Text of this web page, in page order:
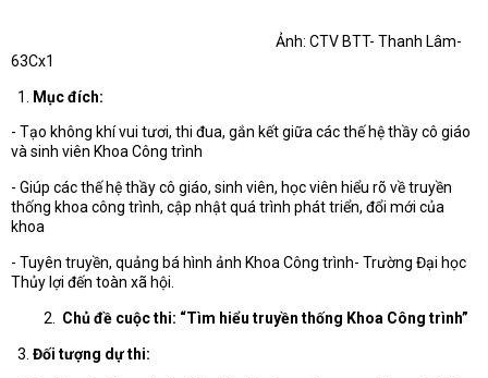
Ảnh: CTV BTT- Thanh Lâm-
63Cx1
Mục đích:
- Tạo không khí vui tươi, thi đua, gắn kết giữa các thế hệ thầy cô giáo
và sinh viên Khoa Công trình
- Giúp các thế hệ thầy cô giáo, sinh viên, học viên hiểu rõ về truyền
thống khoa công trình, cập nhật quá trình phát triển, đổi mới của
khoa
- Tuyên truyền, quảng bá hình ảnh Khoa Công trình- Trường Đại học
Thủy lợi đến toàn xã hội.
2. Chủ đề cuộc thi: “Tìm hiểu truyền thống Khoa Công trình”
Đối tượng dự thi: